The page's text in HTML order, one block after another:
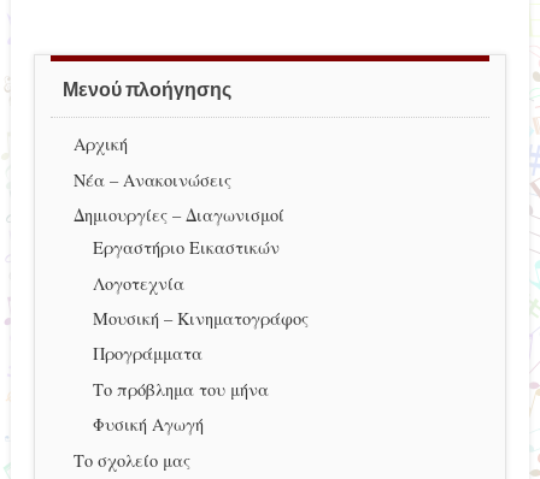
Μενού πλοήγησης
Αρχική
Νέα – Ανακοινώσεις
Δημιουργίες – Διαγωνισμοί
Εργαστήριο Εικαστικών
Λογοτεχνία
Μουσική – Κινηματογράφος
Προγράμματα
Το πρόβλημα του μήνα
Φυσική Αγωγή
Το σχολείο μας